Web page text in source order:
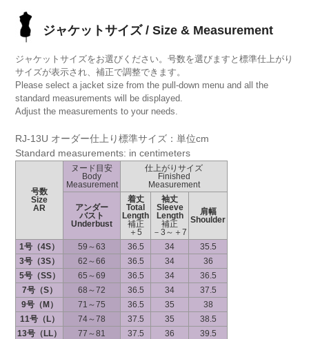
ジャケットサイズ / Size & Measurement
ジャケットサイズをお選びください。号数を選びますと標準仕上がり
サイズが表示され、補正で調整できます。
Please select a jacket size from the pull-down menu and all the
standard measurements will be displayed.
Adjust the measurements to your needs.
RJ-13U オーダー仕上り標準サイズ：単位cm
Standard measurements: in centimeters
号数
Size
AR
ヌード目安
Body
Measurement
仕上がりサイズ
Finished
Measurement
アンダー
バスト
Underbust
着丈
Total
Length
補正
＋5
袖丈
Sleeve
Length
補正
－3～＋7
肩幅
Shoulder
1号（4S） 59～63 36.5 34
35.5
3号（3S）
62～66 36.5 34
36
5号（SS）
65～69 36.5 34
36.5
7号（S）
68～72 36.5 34
37.5
9号（M）
71～75 36.5 35
38
11号（L）
74～78 37.5 35
38.5
13号（LL）
77～81 37.5 36
39.5